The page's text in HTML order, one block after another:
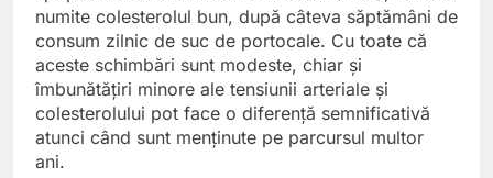
numite colesterolul bun, după câteva săptămâni de
consum zilnic de suc de portocale. Cu toate că
aceste schimbări sunt modeste, chiar și
îmbunătățiri minore ale tensiunii arteriale și
colesterolului pot face o diferență semnificativă
atunci când sunt menținute pe parcursul multor
ani.